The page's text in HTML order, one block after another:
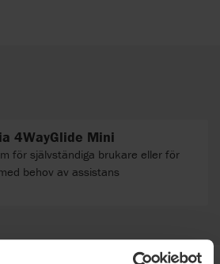
4WayGlide Mini
för självständiga brukare eller för
behov av assistans